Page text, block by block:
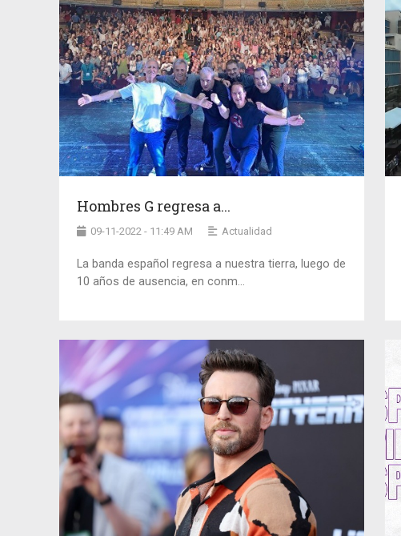
Hombres G regresa a...
09-11-2022 - 11:49 AM Actualidad
La banda español regresa a nuestra tierra, luego de
10 años de ausencia, en conm...